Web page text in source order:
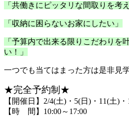
「共働きにピッタリな間取りを考
「収納に困らないお家にしたい」
「予算内で出来る限りこだわりを
い！」
一つでも当てはまった方は是非見
★完全予約制★
【開催日】2/4(土)・5(日)・11(土)
【時 間】10:00～17:00